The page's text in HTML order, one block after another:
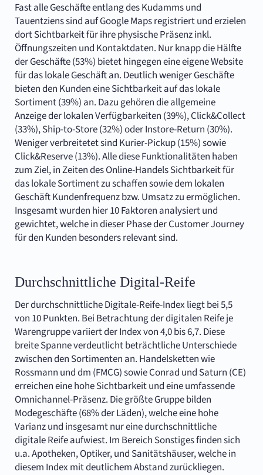
Fast alle Geschäfte entlang des Kudamms und
Tauentziens sind auf Google Maps registriert und erzielen
dort Sichtbarkeit für ihre physische Präsenz inkl.
Öffnungszeiten und Kontaktdaten. Nur knapp die Hälfte
der Geschäfte (53%) bietet hingegen eine eigene Website
für das lokale Geschäft an. Deutlich weniger Geschäfte
bieten den Kunden eine Sichtbarkeit auf das lokale
Sortiment (39%) an. Dazu gehören die allgemeine
Anzeige der lokalen Verfügbarkeiten (39%), Click&Collect
(33%), Ship-to-Store (32%) oder Instore-Return (30%).
Weniger verbreitetet sind Kurier-Pickup (15%) sowie
Click&Reserve (13%). Alle diese Funktionalitäten haben
zum Ziel, in Zeiten des Online-Handels Sichtbarkeit für
das lokale Sortiment zu schaffen sowie dem lokalen
Geschäft Kundenfrequenz bzw. Umsatz zu ermöglichen.
Insgesamt wurden hier 10 Faktoren analysiert und
gewichtet, welche in dieser Phase der Customer Journey
für den Kunden besonders relevant sind.
Durchschnittliche Digital-Reife
Der durchschnittliche Digitale-Reife-Index liegt bei 5,5
von 10 Punkten. Bei Betrachtung der digitalen Reife je
Warengruppe variiert der Index von 4,0 bis 6,7. Diese
breite Spanne verdeutlicht beträchtliche Unterschiede
zwischen den Sortimenten an. Handelsketten wie
Rossmann und dm (FMCG) sowie Conrad und Saturn (CE)
erreichen eine hohe Sichtbarkeit und eine umfassende
Omnichannel-Präsenz. Die größte Gruppe bilden
Modegeschäfte (68% der Läden), welche eine hohe
Varianz und insgesamt nur eine durchschnittliche
digitale Reife aufwiest. Im Bereich Sonstiges finden sich
u.a. Apotheken, Optiker, und Sanitätshäuser, welche in
diesem Index mit deutlichem Abstand zurückliegen.